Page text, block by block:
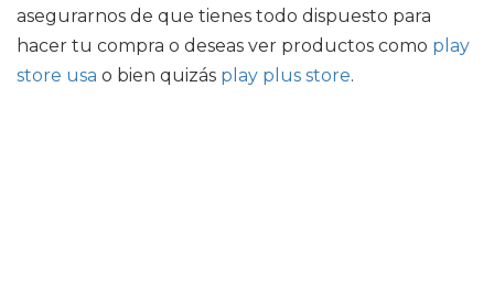
asegurarnos de que tienes todo dispuesto para
hacer tu compra o deseas ver productos como play
store usa o bien quizás play plus store.